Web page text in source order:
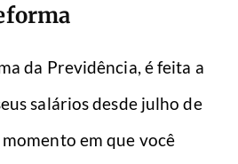
da Previdência, é feita a
salários desde julho de
em que você